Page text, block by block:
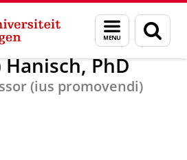
Menu
en
zoeken
M. (Marvin) Hanisch, PhD
PhD
(ius promovendi)